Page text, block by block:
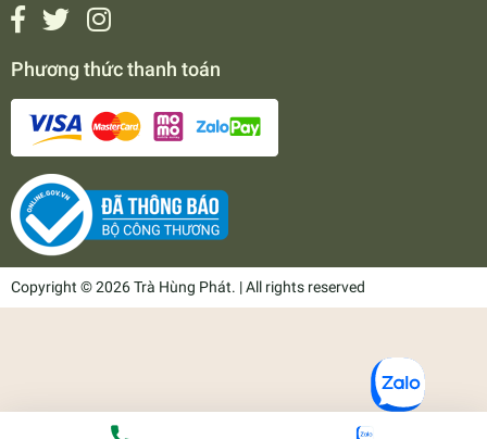
Phương thức thanh toán
Copyright © 2026 Trà Hùng Phát. | All rights reserved